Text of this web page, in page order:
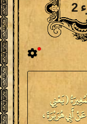
( يَعْنِي
أَبِي هُرَيْرَةَ ،